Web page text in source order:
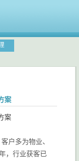
案
案
户多为物业、
，行业获客已